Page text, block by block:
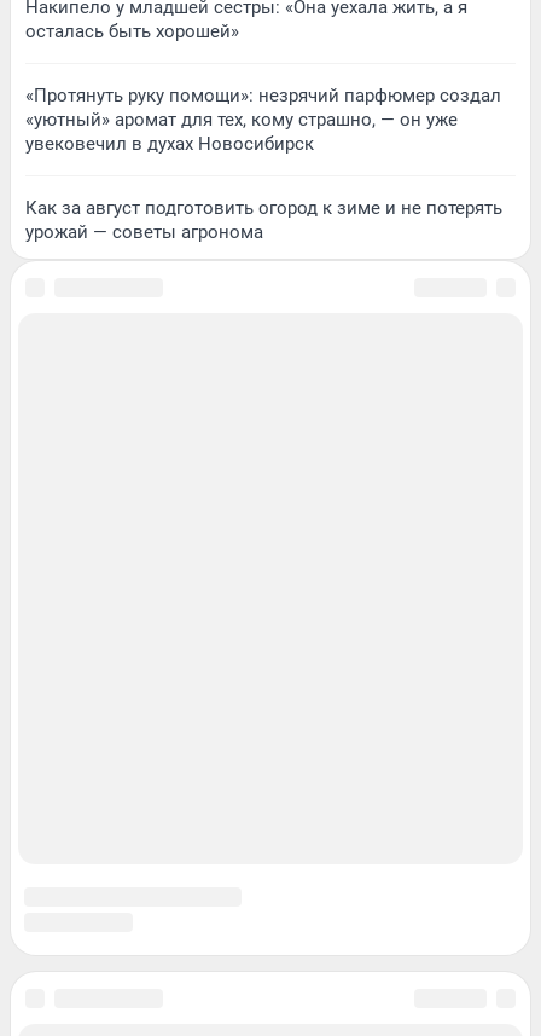
Накипело у младшей сестры: «Она уехала жить, а я
осталась быть хорошей»
«Протянуть руку помощи»: незрячий парфюмер создал
«уютный» аромат для тех, кому страшно, — он уже
увековечил в духах Новосибирск
Как за август подготовить огород к зиме и не потерять
урожай — советы агронома